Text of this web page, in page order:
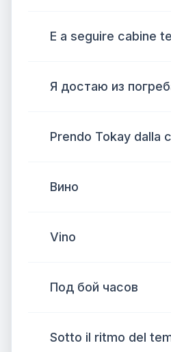
E a seguire cabine
Я достаю из
Prendo Tokay dalla
Вино
Vino
Под бой часов
Sotto il ritmo del